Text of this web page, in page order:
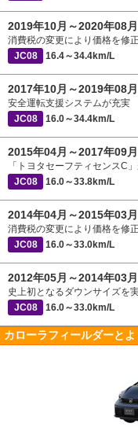
2019年10月～2020年08
消費税の変更により価格を修正
JC08
16.4～34.4km/L
2017年10月～2019年08
安全運転支援システムが充実
JC08
16.0～34.4km/L
2015年04月～2017年09
「トヨタセーフティセンスC
JC08
16.0～33.8km/L
2014年04月～2015年03
消費税の変更により価格を修正
JC08
16.0～33.0km/L
2012年05月～2014年03
史上初となるダウンサイズを
JC08
16.0～33.0km/L
カローラフィールダーと